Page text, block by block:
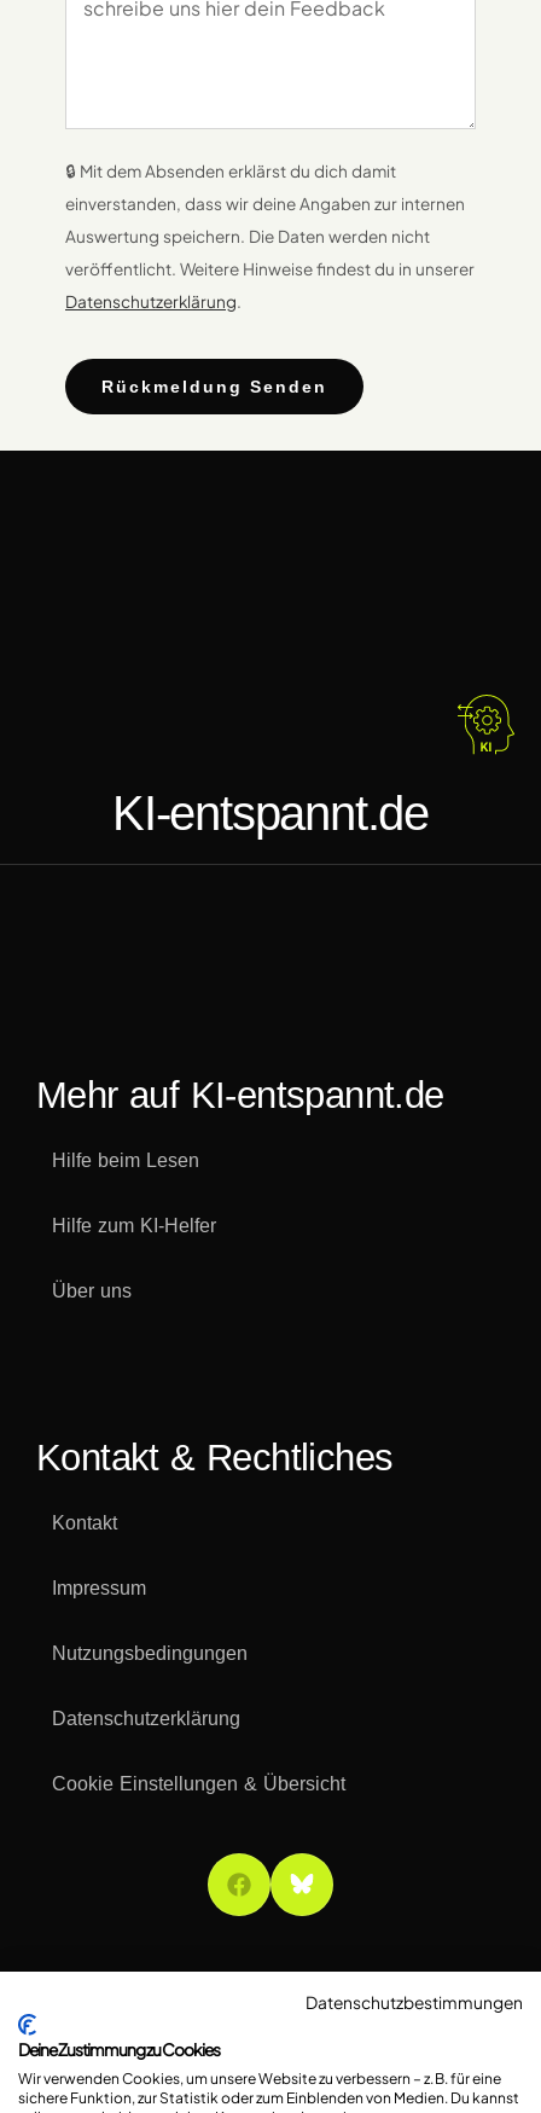
🔒 Mit dem Absenden erklärst du dich damit
einverstanden, dass wir deine Angaben zur internen
Auswertung speichern. Die Daten werden nicht
veröffentlicht. Weitere Hinweise findest du in unserer
Datenschutzerklärung.
Rückmeldung Senden
KI-entspannt.de
Mehr auf KI-entspannt.de
Hilfe beim Lesen
Hilfe zum KI-Helfer
Über uns
Kontakt & Rechtliches
Kontakt
Impressum
Nutzungsbedingungen
Datenschutzerklärung
Cookie Einstellungen & Übersicht
Datenschutzbestimmungen
Deine Zustimmung zu Cookies
Wir verwenden Cookies, um unsere Website zu verbessern – z. B. für eine
sichere Funktion, zur Statistik oder zum Einblenden von Medien. Du kannst